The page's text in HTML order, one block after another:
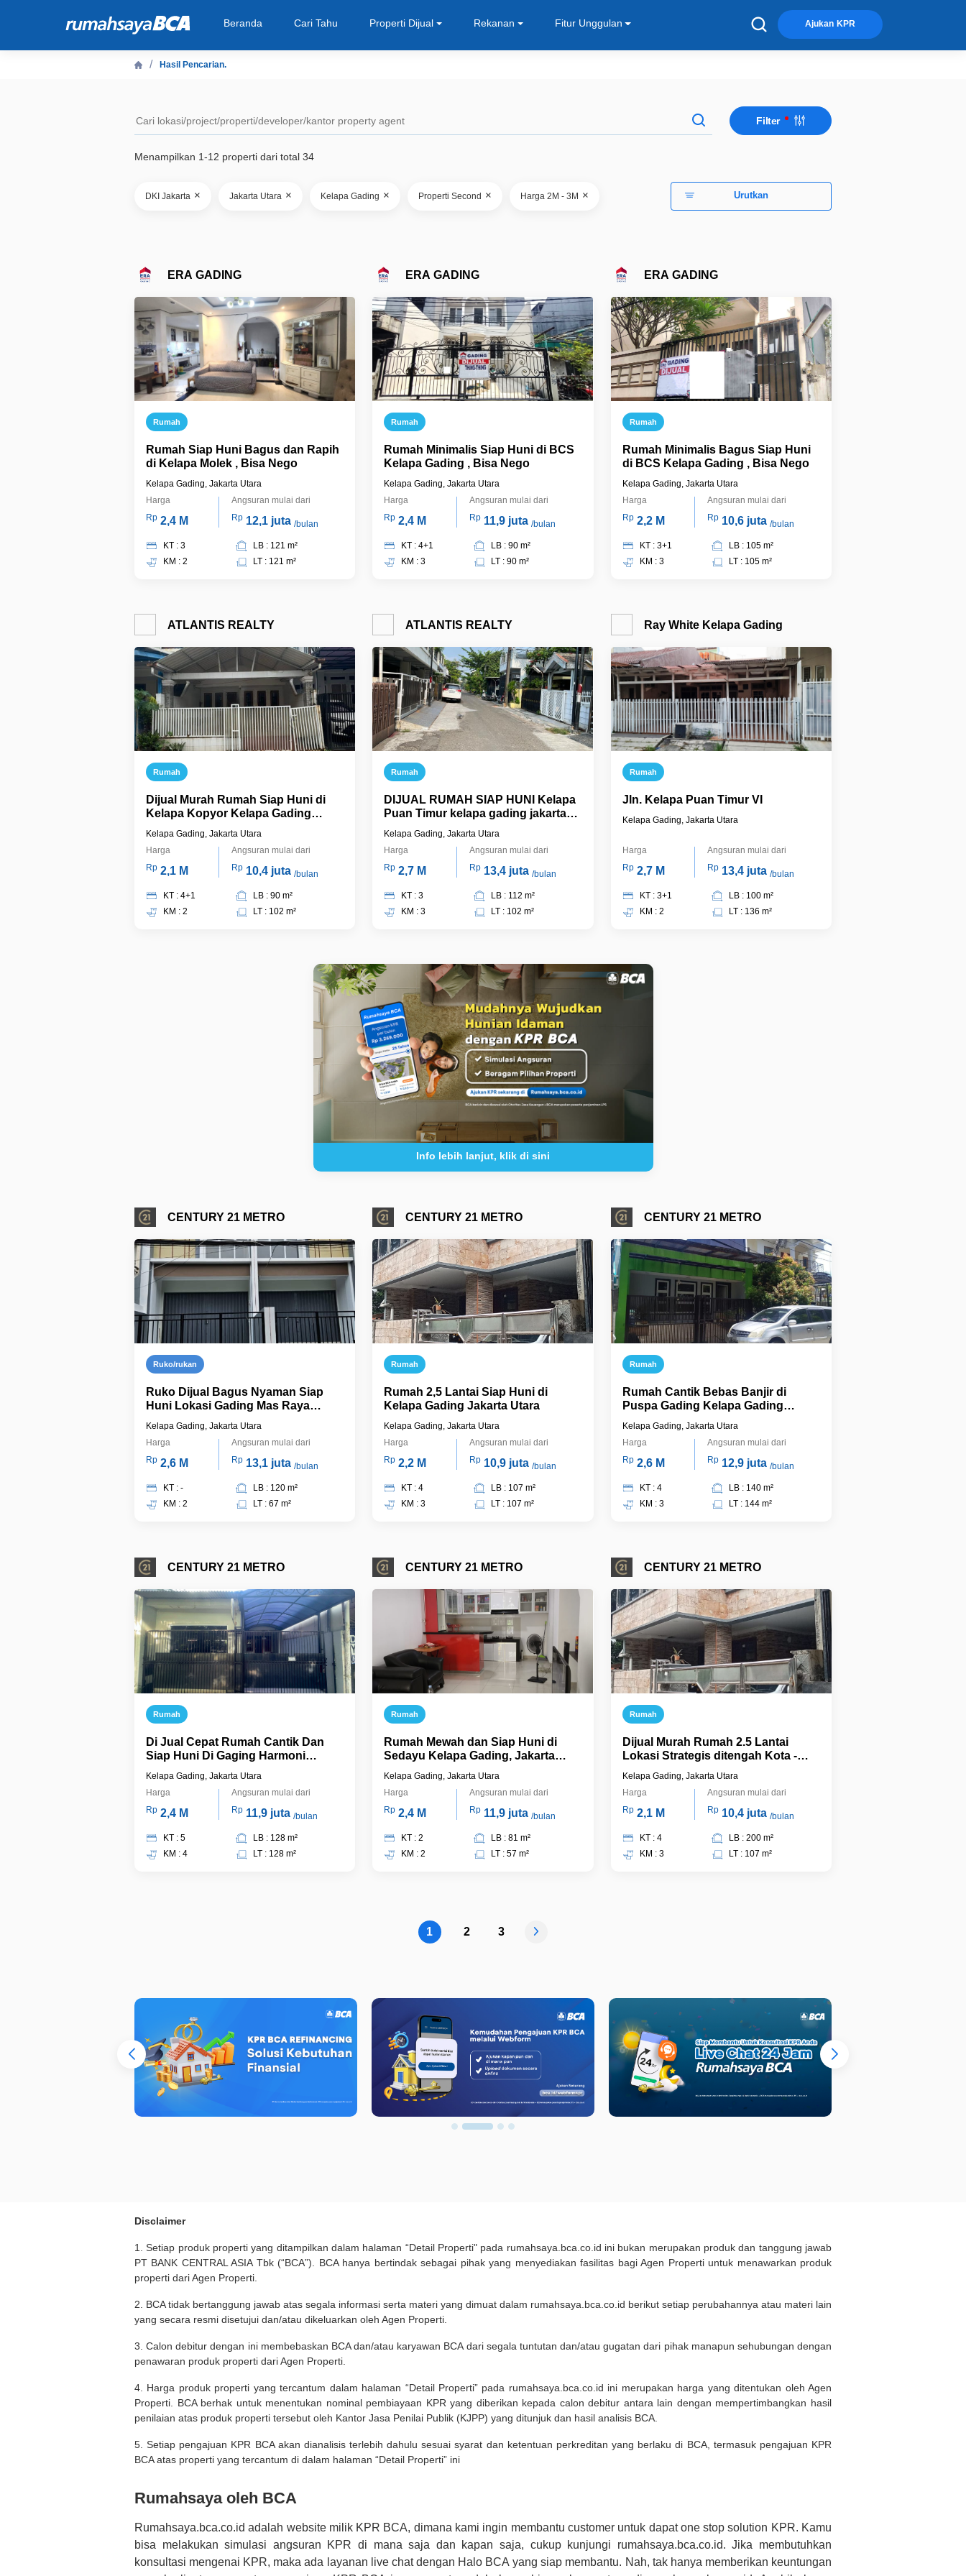
Beranda Cari Tahu Properti Dijual Rekanan Fitur Unggulan Ajukan KPR
Hasil Pencarian.
Filter
Menampilkan 1-12 properti dari total 34
DKI Jakarta × Jakarta Utara × Kelapa Gading × Properti Second × Harga 2M - 3M × Urutkan
ERA GADING
Rumah
Rumah Siap Huni Bagus dan Rapih
di Kelapa Molek , Bisa Nego
Kelapa Gading, Jakarta Utara
Harga
Rp 2,4 M
Angsuran mulai dari
Rp 12,1 juta /bulan
KT : 3
KM : 2
LB : 121 m²
LT : 121 m²
ERA GADING
Rumah
Rumah Minimalis Siap Huni di BCS
Kelapa Gading , Bisa Nego
Kelapa Gading, Jakarta Utara
Harga
Rp 2,4 M
Angsuran mulai dari
Rp 11,9 juta /bulan
KT : 4+1
KM : 3
LB : 90 m²
LT : 90 m²
ERA GADING
Rumah
Rumah Minimalis Bagus Siap Huni
di BCS Kelapa Gading , Bisa Nego
Kelapa Gading, Jakarta Utara
Harga
Rp 2,2 M
Angsuran mulai dari
Rp 10,6 juta /bulan
KT : 3+1
KM : 3
LB : 105 m²
LT : 105 m²
ATLANTIS REALTY
Rumah
Dijual Murah Rumah Siap Huni di
Kelapa Kopyor Kelapa Gading
Kelapa Gading, Jakarta Utara
Harga
Rp 2,1 M
Angsuran mulai dari
Rp 10,4 juta /bulan
KT : 4+1
KM : 2
LB : 90 m²
LT : 102 m²
ATLANTIS REALTY
Rumah
DIJUAL RUMAH SIAP HUNI Kelapa
Puan Timur kelapa gading jakarta
Kelapa Gading, Jakarta Utara
Harga
Rp 2,7 M
Angsuran mulai dari
Rp 13,4 juta /bulan
KT : 3
KM : 3
LB : 112 m²
LT : 102 m²
Ray White Kelapa Gading
Rumah
Jln. Kelapa Puan Timur VI
Kelapa Gading, Jakarta Utara
Harga
Rp 2,7 M
Angsuran mulai dari
Rp 13,4 juta /bulan
KT : 3+1
KM : 2
LB : 100 m²
LT : 136 m²
Info lebih lanjut, klik di sini
CENTURY 21 METRO
Ruko/rukan
Ruko Dijual Bagus Nyaman Siap
Huni Lokasi Gading Mas Raya
Kelapa Gading, Jakarta Utara
Harga
Rp 2,6 M
Angsuran mulai dari
Rp 13,1 juta /bulan
KT : -
KM : 2
LB : 120 m²
LT : 67 m²
CENTURY 21 METRO
Rumah
Rumah 2,5 Lantai Siap Huni di
Kelapa Gading Jakarta Utara
Kelapa Gading, Jakarta Utara
Harga
Rp 2,2 M
Angsuran mulai dari
Rp 10,9 juta /bulan
KT : 4
KM : 3
LB : 107 m²
LT : 107 m²
CENTURY 21 METRO
Rumah
Rumah Cantik Bebas Banjir di
Puspa Gading Kelapa Gading
Kelapa Gading, Jakarta Utara
Harga
Rp 2,6 M
Angsuran mulai dari
Rp 12,9 juta /bulan
KT : 4
KM : 3
LB : 140 m²
LT : 144 m²
CENTURY 21 METRO
Rumah
Di Jual Cepat Rumah Cantik Dan
Siap Huni Di Gaging Harmoni
Kelapa Gading, Jakarta Utara
Harga
Rp 2,4 M
Angsuran mulai dari
Rp 11,9 juta /bulan
KT : 5
KM : 4
LB : 128 m²
LT : 128 m²
CENTURY 21 METRO
Rumah
Rumah Mewah dan Siap Huni di
Sedayu Kelapa Gading, Jakarta
Kelapa Gading, Jakarta Utara
Harga
Rp 2,4 M
Angsuran mulai dari
Rp 11,9 juta /bulan
KT : 2
KM : 2
LB : 81 m²
LT : 57 m²
CENTURY 21 METRO
Rumah
Dijual Murah Rumah 2.5 Lantai
Lokasi Strategis ditengah Kota -
Kelapa Gading, Jakarta Utara
Harga
Rp 2,1 M
Angsuran mulai dari
Rp 10,4 juta /bulan
KT : 4
KM : 3
LB : 200 m²
LT : 107 m²
1 2 3
Disclaimer
1. Setiap produk properti yang ditampilkan dalam halaman “Detail Properti" pada rumahsaya.bca.co.id ini bukan merupakan produk dan tanggung jawab
PT BANK CENTRAL ASIA Tbk (“BCA”). BCA hanya bertindak sebagai pihak yang menyediakan fasilitas bagi Agen Properti untuk menawarkan produk
properti dari Agen Properti.
2. BCA tidak bertanggung jawab atas segala informasi serta materi yang dimuat dalam rumahsaya.bca.co.id berikut setiap perubahannya atau materi lain
yang secara resmi disetujui dan/atau dikeluarkan oleh Agen Properti.
3. Calon debitur dengan ini membebaskan BCA dan/atau karyawan BCA dari segala tuntutan dan/atau gugatan dari pihak manapun sehubungan dengan
penawaran produk properti dari Agen Properti.
4. Harga produk properti yang tercantum dalam halaman “Detail Properti” pada rumahsaya.bca.co.id ini merupakan harga yang ditentukan oleh Agen
Properti. BCA berhak untuk menentukan nominal pembiayaan KPR yang diberikan kepada calon debitur antara lain dengan mempertimbangkan hasil
penilaian atas produk properti tersebut oleh Kantor Jasa Penilai Publik (KJPP) yang ditunjuk dan hasil analisis BCA.
5. Setiap pengajuan KPR BCA akan dianalisis terlebih dahulu sesuai syarat dan ketentuan perkreditan yang berlaku di BCA, termasuk pengajuan KPR
BCA atas properti yang tercantum di dalam halaman “Detail Properti” ini
Rumahsaya oleh BCA
Rumahsaya.bca.co.id adalah website milik KPR BCA, dimana kami ingin membantu customer untuk dapat one stop solution KPR. Kamu
bisa melakukan simulasi angsuran KPR di mana saja dan kapan saja, cukup kunjungi rumahsaya.bca.co.id. Jika membutuhkan
konsultasi mengenai KPR, maka ada layanan live chat dengan Halo BCA yang siap membantu. Nah, tak hanya memberikan keuntungan